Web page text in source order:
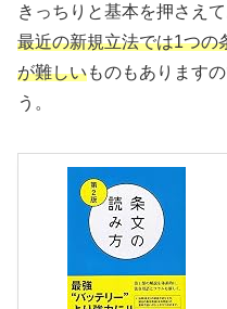
きっちりと基本を押さえて
最近の新規立法では1つの
が難しいものもあります
う。